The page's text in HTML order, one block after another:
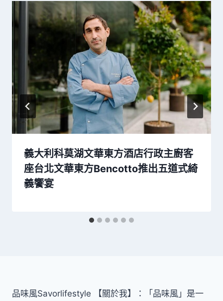
義大利科莫湖文華東方酒店行政主廚客
座台北文華東方Bencotto推出五道式綺
義饗宴
品味風Savorlifestyle 【關於我】：「品味風」是一